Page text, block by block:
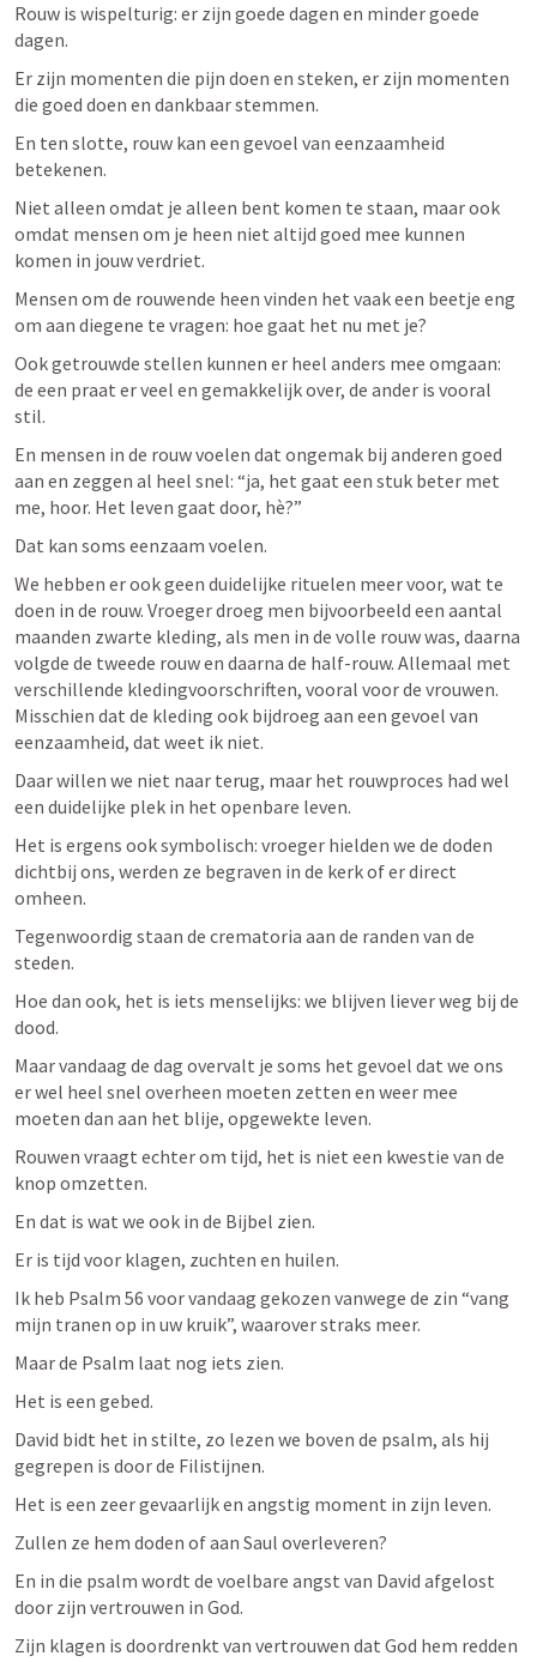
Rouw is wispelturig: er zijn goede dagen en minder goede
dagen.
Er zijn momenten die pijn doen en steken, er zijn momenten
die goed doen en dankbaar stemmen.
En ten slotte, rouw kan een gevoel van eenzaamheid
betekenen.
Niet alleen omdat je alleen bent komen te staan, maar ook
omdat mensen om je heen niet altijd goed mee kunnen
komen in jouw verdriet.
Mensen om de rouwende heen vinden het vaak een beetje eng
om aan diegene te vragen: hoe gaat het nu met je?
Ook getrouwde stellen kunnen er heel anders mee omgaan:
de een praat er veel en gemakkelijk over, de ander is vooral
stil.
En mensen in de rouw voelen dat ongemak bij anderen goed
aan en zeggen al heel snel: “ja, het gaat een stuk beter met
me, hoor. Het leven gaat door, hè?”
Dat kan soms eenzaam voelen.
We hebben er ook geen duidelijke rituelen meer voor, wat te
doen in de rouw. Vroeger droeg men bijvoorbeeld een aantal
maanden zwarte kleding, als men in de volle rouw was, daarna
volgde de tweede rouw en daarna de half-rouw. Allemaal met
verschillende kledingvoorschriften, vooral voor de vrouwen.
Misschien dat de kleding ook bijdroeg aan een gevoel van
eenzaamheid, dat weet ik niet.
Daar willen we niet naar terug, maar het rouwproces had wel
een duidelijke plek in het openbare leven.
Het is ergens ook symbolisch: vroeger hielden we de doden
dichtbij ons, werden ze begraven in de kerk of er direct
omheen.
Tegenwoordig staan de crematoria aan de randen van de
steden.
Hoe dan ook, het is iets menselijks: we blijven liever weg bij de
dood.
Maar vandaag de dag overvalt je soms het gevoel dat we ons
er wel heel snel overheen moeten zetten en weer mee
moeten dan aan het blije, opgewekte leven.
Rouwen vraagt echter om tijd, het is niet een kwestie van de
knop omzetten.
En dat is wat we ook in de Bijbel zien.
Er is tijd voor klagen, zuchten en huilen.
Ik heb Psalm 56 voor vandaag gekozen vanwege de zin “vang
mijn tranen op in uw kruik”, waarover straks meer.
Maar de Psalm laat nog iets zien.
Het is een gebed.
David bidt het in stilte, zo lezen we boven de psalm, als hij
gegrepen is door de Filistijnen.
Het is een zeer gevaarlijk en angstig moment in zijn leven.
Zullen ze hem doden of aan Saul overleveren?
En in die psalm wordt de voelbare angst van David afgelost
door zijn vertrouwen in God.
Zijn klagen is doordrenkt van vertrouwen dat God hem redden